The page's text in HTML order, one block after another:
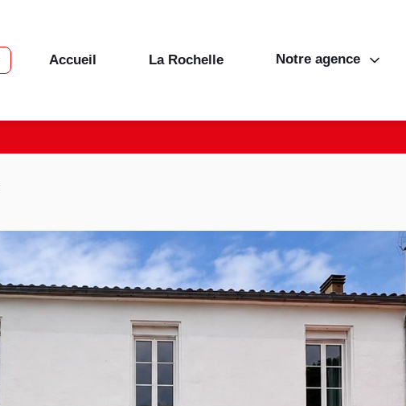
Accueil La Rochelle Notre agence